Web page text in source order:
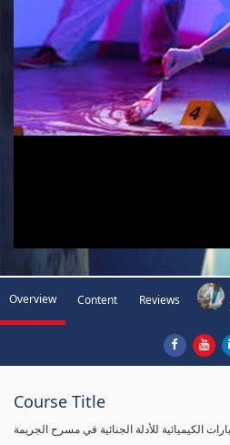
Overview Content Reviews
Course Title
الكيميائية للأدلة الجنائية في مسرح الجريمة